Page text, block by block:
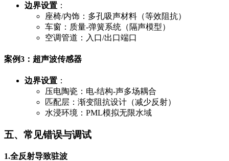
边界设置 ：
座椅/内饰：多孔吸声材料（等效阻抗）
车窗：质量-弹簧系统（隔声模型）
空调管道：入口/出口端口
案例3：超声波传感器
边界设置 ：
压电陶瓷：电-结构-声多场耦合
匹配层：渐变阻抗设计（减少反射）
水浸环境：PML模拟无限水域
五、常见错误与调试
1.全反射导致驻波